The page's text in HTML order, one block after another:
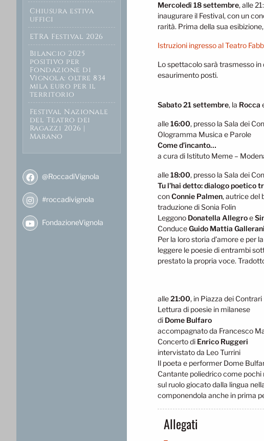
Chiusura estiva
uffici
ETRA Festival 2026
Bilancio 2025
positivo per
Fondazione di
Vignola: oltre 834
mila euro per il
territorio
Festival Nazionale
del Teatro dei
Ragazzi 2026 |
Marano
@RoccadiVignola
#roccadivignola
FondazioneVignola
Mercoledì 18 settembre, alle
inaugurare il Festival, con un
rarità. Prima della sua
Istruzioni ingresso al Teatro
Lo spettacolo sarà trasmesso in
esaurimento posti.
Sabato 21 settembre, la Rocca
alle16:00, presso la Sala dei
Ologramma Musica e Parole
Come d’incanto…
a cura di Istituto Meme –
alle18:00, presso la Sala dei
Tu l’hai detto: dialogo poetico
conConnie Palmen, autrice del
traduzione di Sonia Folin
Leggono Donatella Allegroe
ConduceGuido Mattia Gallerani
Per la loro storia d’amore e per
leggere le poesie di entrambi
prestato la propria voce.
alle21:00, in Piazza dei Contrari
Lettura di poesie in milanese
di Dome Bulfaro
accompagnato da Francesco
Concerto di Enrico Ruggeri
intervistato da Leo Turrini
Il poeta e performer Dome
Cantante poliedrico come
sul ruolo giocato dalla lingua
componendola anche in prima
Allegati